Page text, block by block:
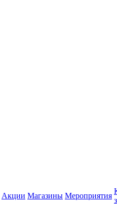
Акции Магазины Мероприятия